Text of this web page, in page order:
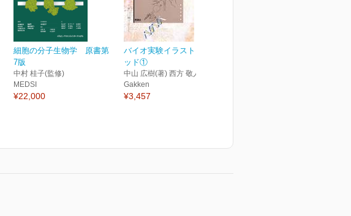
細胞の分子生物学 原書第
7版
中村 桂子(監修)
MEDSI
¥22,000
バイオ実験イラストレイテ
ッド①
中山 広樹(著) 西方 敬人(著)
Gakken
¥3,457